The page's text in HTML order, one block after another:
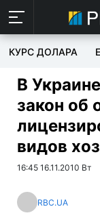
КУРС ДОЛАРА
В
закон об
видов
16:45 16.11.2010 Вт
RBC.UA